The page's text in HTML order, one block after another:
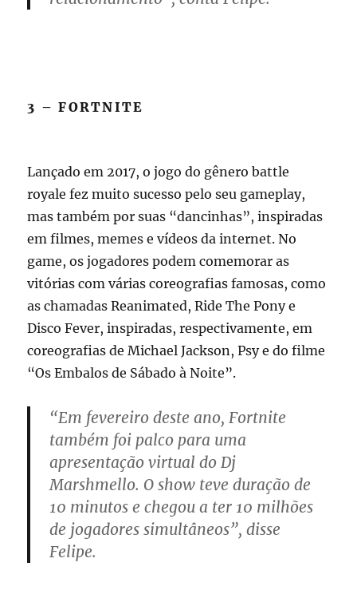
3 – FORTNITE
Lançado em 2017, o jogo do gênero battle
royale fez muito sucesso pelo seu gameplay,
mas também por suas “dancinhas”, inspiradas
em filmes, memes e vídeos da internet. No
game, os jogadores podem comemorar as
vitórias com várias coreografias famosas, como
as chamadas Reanimated, Ride The Pony e
Disco Fever, inspiradas, respectivamente, em
coreografias de Michael Jackson, Psy e do filme
“Os Embalos de Sábado à Noite”.
“Em fevereiro deste ano, Fortnite
também foi palco para uma
apresentação virtual do Dj
Marshmello. O show teve duração de
10 minutos e chegou a ter 10 milhões
de jogadores simultâneos”, disse
Felipe.